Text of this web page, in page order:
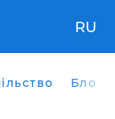
RU
Блоги